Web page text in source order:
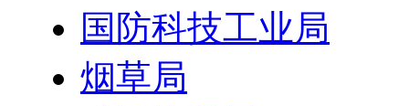
国防科技工业局
烟草局